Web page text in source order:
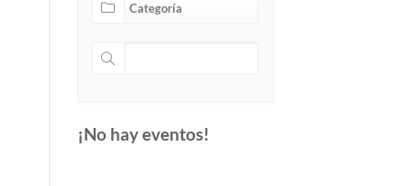
¡No hay eventos!